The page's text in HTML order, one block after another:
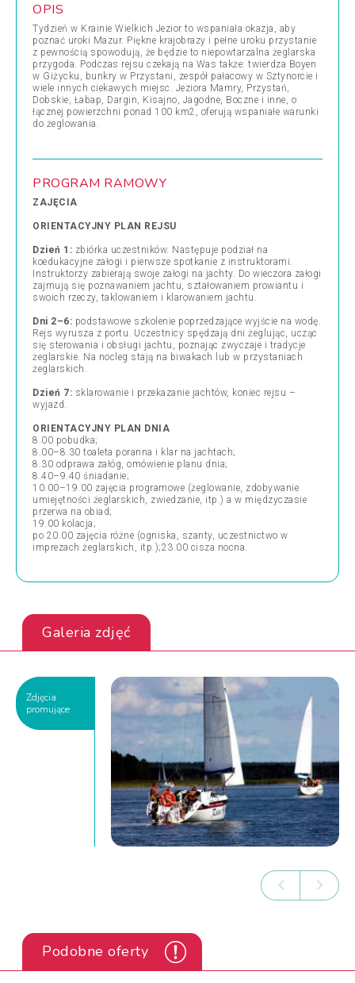
OPIS
Tydzień w Krainie Wielkich Jezior to wspaniała okazja, aby
poznać uroki Mazur. Piękne krajobrazy i pełne uroku przystanie
z pewnością spowodują, że będzie to niepowtarzalna żeglarska
przygoda. Podczas rejsu czekają na Was także: twierdza Boyen
w Giżycku, bunkry w Przystani, zespół pałacowy w Sztynorcie i
wiele innych ciekawych miejsc. Jeziora Mamry, Przystań,
Dobskie, Łabap, Dargin, Kisajno, Jagodne, Boczne i inne, o
łącznej powierzchni ponad 100 km2, oferują wspaniałe warunki
do żeglowania.
PROGRAM RAMOWY
ZAJĘCIA
ORIENTACYJNY PLAN REJSU
Dzień 1: zbiórka uczestników. Następuje podział na
koedukacyjne załogi i pierwsze spotkanie z instruktorami.
Instruktorzy zabierają swoje załogi na jachty. Do wieczora załogi
zajmują się poznawaniem jachtu, ształowaniem prowiantu i
swoich rzeczy, taklowaniem i klarowaniem jachtu.
Dni 2–6: podstawowe szkolenie poprzedzające wyjście na wodę.
Rejs wyrusza z portu. Uczestnicy spędzają dni żeglując, ucząc
się sterowania i obsługi jachtu, poznając zwyczaje i tradycje
żeglarskie. Na nocleg stają na biwakach lub w przystaniach
żeglarskich.
Dzień 7: sklarowanie i przekazanie jachtów, koniec rejsu –
wyjazd.
ORIENTACYJNY PLAN DNIA
8.00 pobudka;
8.00–8.30 toaleta poranna i klar na jachtach;
8.30 odprawa załóg, omówienie planu dnia;
8.40–9.40 śniadanie;
10.00–19.00 zajęcia programowe (żeglowanie, zdobywanie
umiejętności żeglarskich, zwiedzanie, itp.) a w międzyczasie
przerwa na obiad;
19.00 kolacja;
po 20.00 zajęcia różne (ogniska, szanty, uczestnictwo w
imprezach żeglarskich, itp.);23.00 cisza nocna.
Galeria zdjęć
Zdjęcia
promujące
Podobne oferty